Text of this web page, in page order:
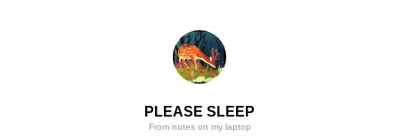
PLEASE SLEEP
From notes on my laptop